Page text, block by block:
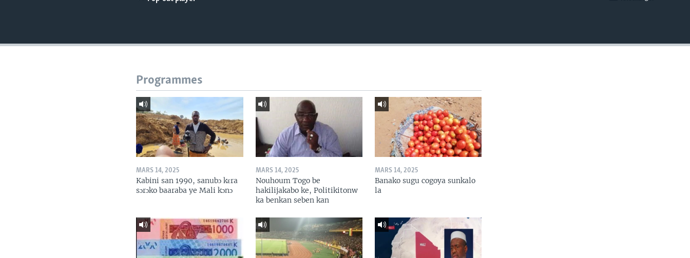
Programmes
MARS 14, 2025
Kabini san 1990, sanubɔ kɛra
sɔrɔko baaraba ye Mali kɔnɔ
MARS 14, 2025
Nouhoum Togo be
hakilijakabo ke, Politikitonw
ka benkan seben kan
MARS 14, 2025
Banako sugu cogoya sunkalo
la